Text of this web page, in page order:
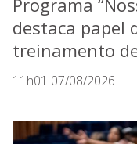
Programa
destaca papel
treinamento
11h01 07/08/2026